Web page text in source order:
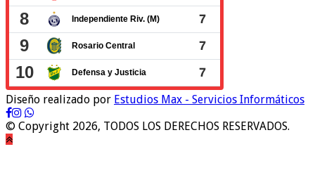
Diseño realizado por Estudios Max - Servicios Informáticos
© Copyright 2026, TODOS LOS DERECHOS RESERVADOS.